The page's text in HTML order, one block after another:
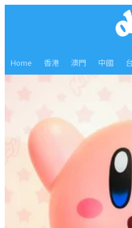
Home 香港 澳門 中國